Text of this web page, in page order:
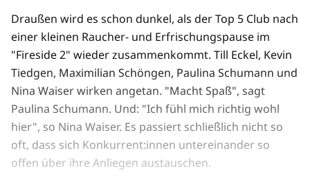
Draußen wird es schon dunkel, als der Top 5 Club nach
einer kleinen Raucher- und Erfrischungspause im
"Fireside 2" wieder zusammenkommt. Till Eckel, Kevin
Tiedgen, Maximilian Schöngen, Paulina Schumann und
Nina Waiser wirken angetan. "Macht Spaß", sagt
Paulina Schumann. Und: "Ich fühl mich richtig wohl
hier", so Nina Waiser. Es passiert schließlich nicht so
oft, dass sich Konkurrent:innen untereinander so
offen über ihre Anliegen austauschen.